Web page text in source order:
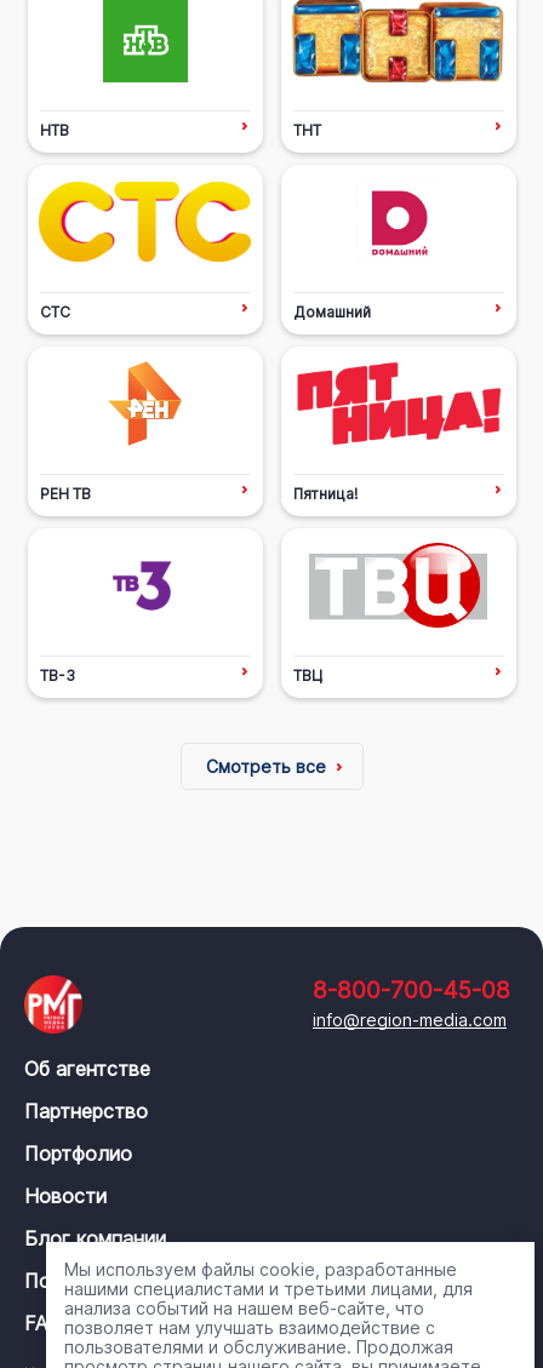
НТВ ТНТ
СТС Домашний
РЕН ТВ Пятница!
ТВ-3 ТВЦ
Смотреть все
8-800-700-45-08
info@region-media.com
Об агентстве
Партнерство
Портфолио
Новости
Блог компании
Политика конфиденциальности
FAQ
Мы используем файлы cookie, разработанные
нашими специалистами и третьими лицами, для
анализа событий на нашем веб-сайте, что
позволяет нам улучшать взаимодействие с
пользователями и обслуживание. Продолжая